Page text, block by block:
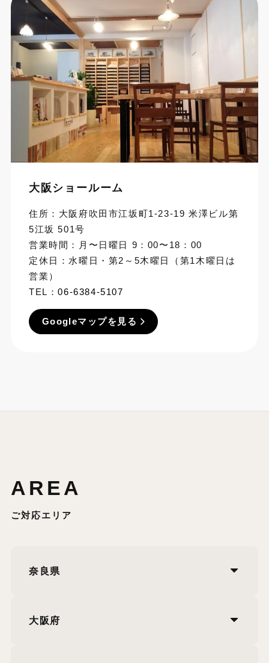
大阪ショールーム
住所：大阪府吹田市江坂町1-23-19 米澤ビル第
5江坂 501号
営業時間：月〜日曜日 9：00〜18：00
定休日：水曜日・第2～5木曜日（第1木曜日は
営業）
TEL：06-6384-5107
Googleマップを見る
AREA
ご対応エリア
奈良県
大阪府